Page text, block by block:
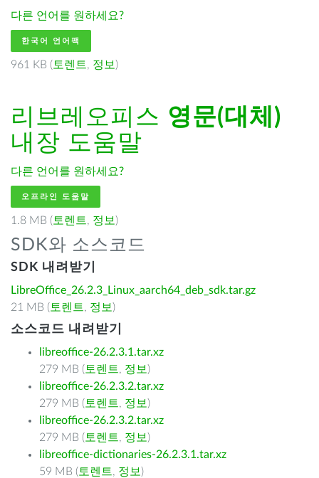
다른 언어를 원하세요?
한국어 언어팩
961 KB ( 토렌트, 정보 )
리브레오피스 영문(대체)
내장 도움말
다른 언어를 원하세요?
오프라인 도움말
1.8 MB ( 토렌트, 정보 )
SDK와 소스코드
SDK 내려받기
LibreOffice_26.2.3_Linux_aarch64_deb_sdk.tar.gz
21 MB ( 토렌트, 정보 )
소스코드 내려받기
libreoffice-26.2.3.1.tar.xz
279 MB ( 토렌트, 정보 )
libreoffice-26.2.3.2.tar.xz
279 MB ( 토렌트, 정보 )
libreoffice-26.2.3.2.tar.xz
279 MB ( 토렌트, 정보 )
libreoffice-dictionaries-26.2.3.1.tar.xz
59 MB ( 토렌트, 정보 )